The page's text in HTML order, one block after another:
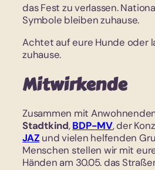
das Fest zu verlassen.
Symbole bleiben zuhause.
Achtet auf eure Hunde oder
zuhause.
Mitwirkende
Zusammen mit
Stadtkind,BDP-MV, der
JAZ und vielen helfenden
Menschen stellen wir mit
Händen am 30.05. das